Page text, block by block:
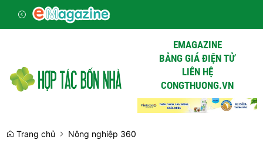
EMAGAZINE
BẢNG GIÁ ĐIỆN TỬ
LIÊN HỆ
CONGTHUONG.VN
Trang chủ Nông nghiệp 360